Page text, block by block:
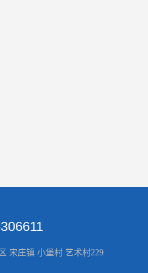
宋庄镇 小堡村 艺术村229